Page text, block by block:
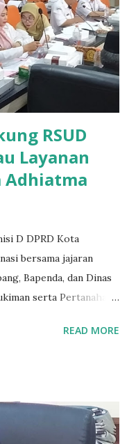
Best Issuing Bank
paling unggul dalam
kartu ATM atau kartu
transaksi nasabah
berda...
RSUD
Layanan
Adhiatma
D DPRD Kota
bersama jajaran
Bapenda, dan Dinas
serta Pertanahan
Anggaran 2026. Rapat
Anggota Komisi
menjaga
READ MORE